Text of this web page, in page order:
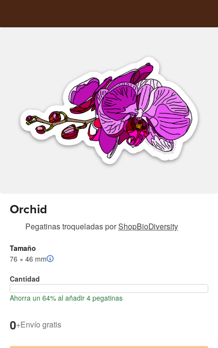
Orchid
Pegatinas troqueladasporShopBioDiversity
Tamaño
76 × 46 mm
Cantidad
Ahorra un 64% al añadir 4 pegatinas
0+Envío gratis